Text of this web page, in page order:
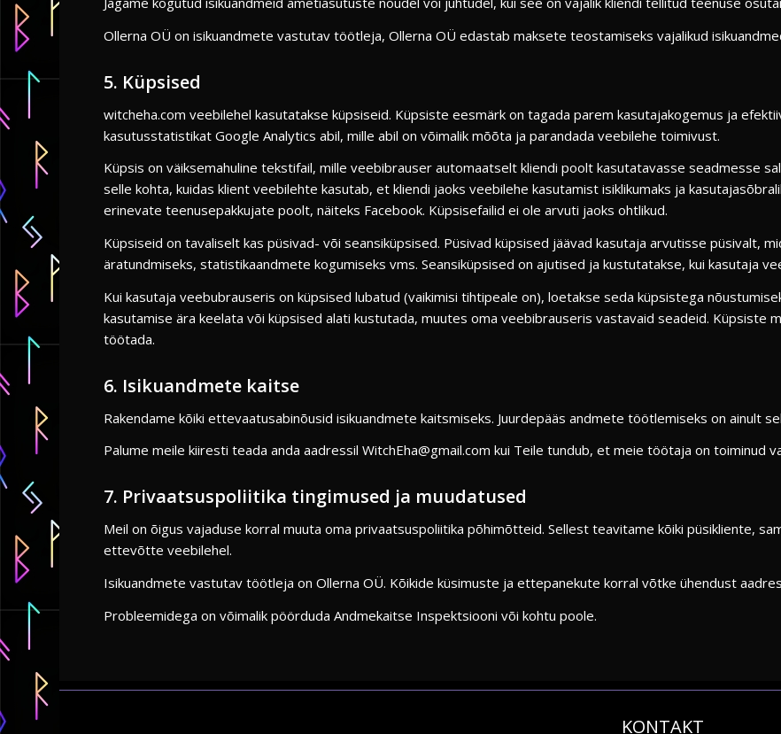
Ollerna OÜ on isikuandmete vastutav töötleja, Ollerna OÜ edastab maksete teostamiseks vajalikud
5. Küpsised
witcheha.com veebilehel kasutatakse küpsiseid. Küpsiste eesmärk on tagada parem kasutajakogemus ja
kasutusstatistikat Google Analytics abil, mille abil on võimalik mõõta ja parandada veebilehe toimivust.
Küpsis on väiksemahuline tekstifail, mille veebibrauser automaatselt kliendi poolt kasutatavasse seadmesse
selle kohta, kuidas klient veebilehte kasutab, et kliendi jaoks veebilehe kasutamist isiklikumaks ja
erinevate teenusepakkujate poolt, näiteks Facebook. Küpsisefailid ei ole arvuti jaoks ohtlikud.
Küpsiseid on tavaliselt kas püsivad- või seansiküpsised. Püsivad küpsised jäävad kasutaja arvutisse püsivalt,
äratundmiseks, statistikaandmete kogumiseks vms. Seansiküpsised on ajutised ja kustutatakse, kui kasutaja
Kui kasutaja veebubrauseris on küpsised lubatud (vaikimisi tihtipeale on), loetakse seda küpsistega
kasutamise ära keelata või küpsised alati kustutada, muutes oma veebibrauseris vastavaid seadeid.
töötada.
6. Isikuandmete kaitse
Rakendame kõiki ettevaatusabinõusid isikuandmete kaitsmiseks. Juurdepääs andmete töötlemiseks on ainult
Palume meile kiiresti teada anda aadressil WitchEha@gmail.com kui Teile tundub, et meie töötaja on toiminud
7. Privaatsuspoliitika tingimused ja muudatused
Meil on õigus vajaduse korral muuta oma privaatsuspoliitika põhimõtteid. Sellest teavitame kõiki püsikliente,
ettevõtte veebilehel.
Isikuandmete vastutav töötleja on Ollerna OÜ. Kõikide küsimuste ja ettepanekute korral võtke ühendust
Probleemidega on võimalik pöörduda Andmekaitse Inspektsiooni või kohtu poole.
KONTAKT